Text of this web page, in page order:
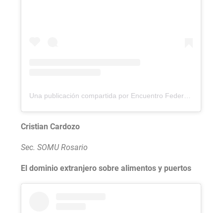
Una publicación compartida por Encuentro Federal por la Soberanía (@encuentroporlasoberania)
Cristian Cardozo
Sec. SOMU Rosario
El dominio extranjero sobre alimentos y puertos